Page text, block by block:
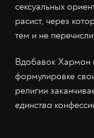
сексуальных
расист, через
тем и не
Вдобавок Хармон
формулировке
религии
единства